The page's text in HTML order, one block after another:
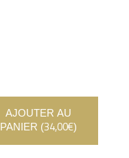
AJOUTER AU
PANIER (34,00€)